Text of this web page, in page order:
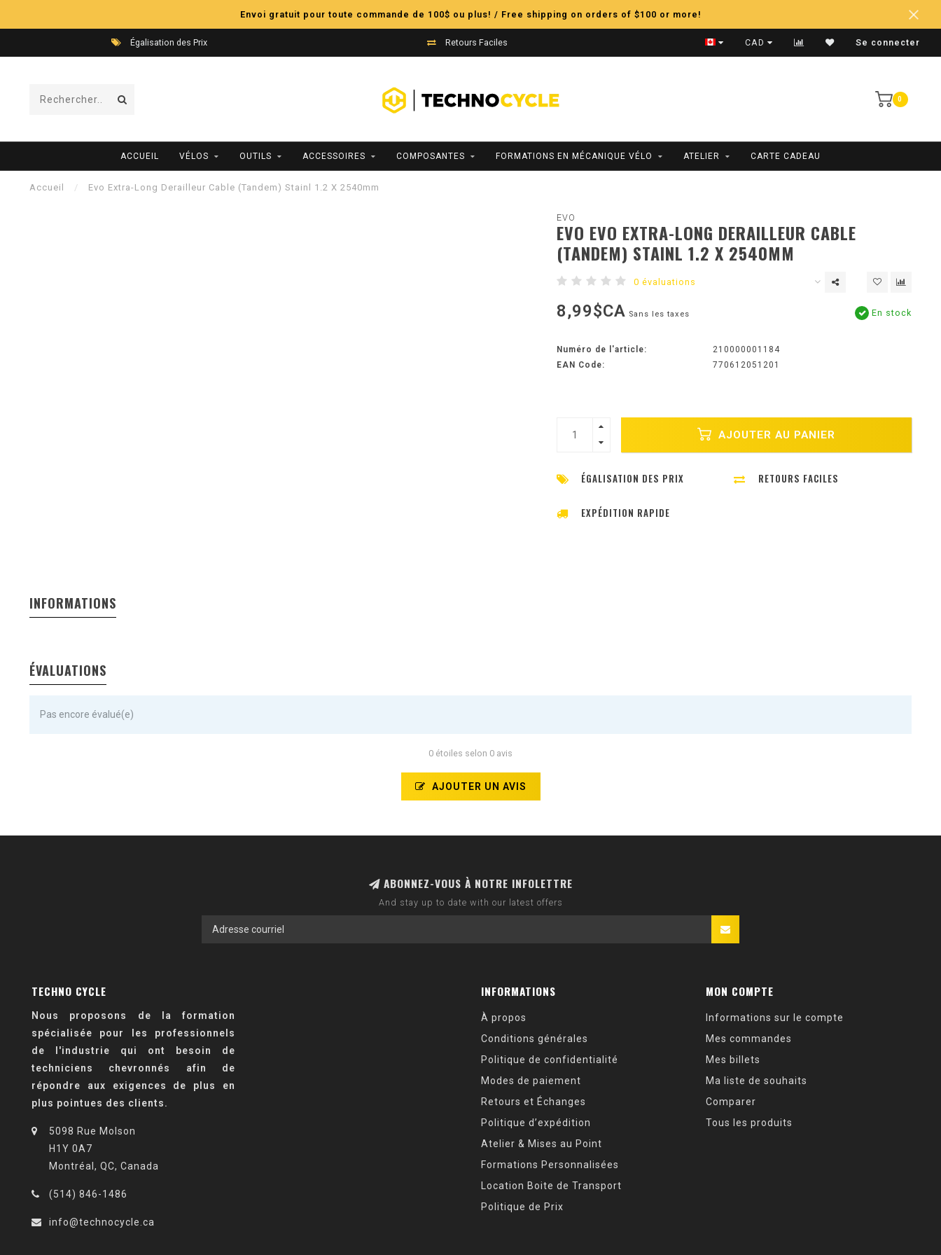
Envoi gratuit pour toute commande de 100$ ou plus! / Free shipping on orders of $100 or more!
Égalisation des Prix Retours Faciles Expédition Rapide
CAD Se connecter
0
ACCUEIL VÉLOS OUTILS ACCESSOIRES COMPOSANTES FORMATIONS EN MÉCANIQUE VÉLO ATELIER CARTE CADEAU
Accueil / Evo Extra-Long Derailleur Cable (Tandem) Stainl 1.2 X 2540mm
EVO
EVO EVO EXTRA-LONG DERAILLEUR CABLE
(TANDEM) STAINL 1.2 X 2540MM
0 évaluations
8,99$CA Sans les taxes En stock
Numéro de l'article:
210000001184
EAN Code:
770612051201
AJOUTER AU PANIER
ÉGALISATION DES PRIX RETOURS FACILES
EXPÉDITION RAPIDE
INFORMATIONS
ÉVALUATIONS
Pas encore évalué(e)
0 étoiles selon 0 avis
AJOUTER UN AVIS
ABONNEZ-VOUS À NOTRE INFOLETTRE
And stay up to date with our latest offers
TECHNO CYCLE
Nous proposons de la formation
spécialisée pour les professionnels
de l'industrie qui ont besoin de
techniciens chevronnés afin de
répondre aux exigences de plus en
plus pointues des clients.
5098 Rue Molson
H1Y 0A7
Montréal, QC, Canada
(514) 846-1486
info@technocycle.ca
INFORMATIONS
À propos
Conditions générales
Politique de confidentialité
Modes de paiement
Retours et Échanges
Politique d’expédition
Atelier & Mises au Point
Formations Personnalisées
Location Boite de Transport
Politique de Prix
MON COMPTE
Informations sur le compte
Mes commandes
Mes billets
Ma liste de souhaits
Comparer
Tous les produits